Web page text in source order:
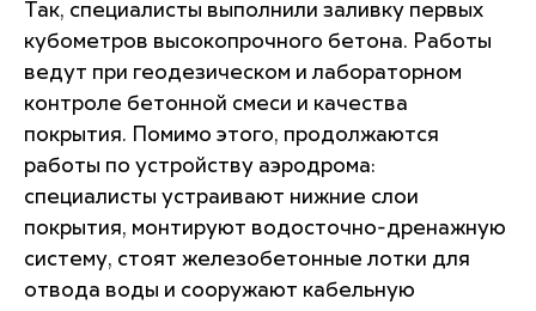
Так, специалисты выполнили заливку первых
кубометров высокопрочного бетона. Работы
ведут при геодезическом и лабораторном
контроле бетонной смеси и качества
покрытия. Помимо этого, продолжаются
работы по устройству аэродрома:
специалисты устраивают нижние слои
покрытия, монтируют водосточно-дренажную
систему, стоят железобетонные лотки для
отвода воды и сооружают кабельную